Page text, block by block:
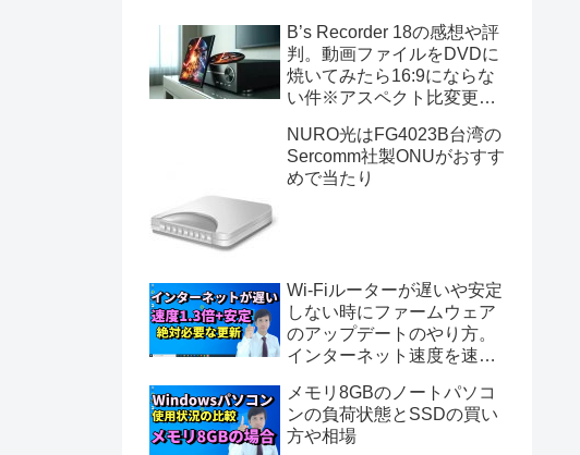
B’s Recorder 18の感想や評
判。動画ファイルをDVDに
焼いてみたら16:9にならな
い件※アスペクト比変更不
NURO光はFG4023B台湾の
Sercomm社製ONUがおすす
めで当たり
Wi-Fiルーターが遅いや安定
しない時にファームウェア
のアップデートのやり方。
インターネット速度を速く
早く安定させる。NECの
AtermWG2600HP3使用
メモリ8GBのノートパソコ
ンの負荷状態とSSDの買い
方や相場